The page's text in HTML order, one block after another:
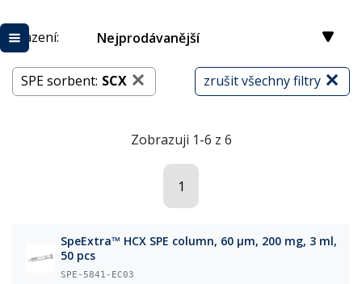
Řazení: Nejprodávanější
zrušit všechny filtry
SPE sorbent: SCX
Zobrazuji 1-6 z 6
1
SpeExtra™ HCX SPE column, 60 µm, 200 mg, 3 ml,
50 pcs
SPE-5841-EC03